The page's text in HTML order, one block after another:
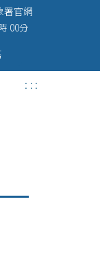
署官網
00分
:::